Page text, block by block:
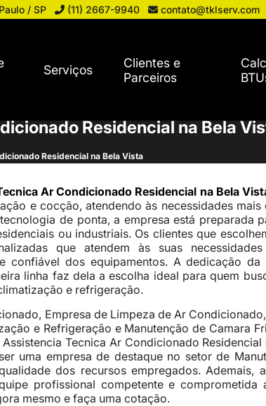
/ SP (11) 2667-9940 contato@tklserv.com
Serviços
Clientes e
Parceiros
Residencial na Bela
Residencial na Bela Vista
Ar Condicionado Residencial na Bela
e cocção, atendendo às necessidades mais
de ponta, a empresa está preparada
ou industriais. Os clientes que
que atendem às suas necessidades
confiável dos equipamentos. A dedicação da
linha faz dela a escolha ideal para quem
e refrigeração.
Empresa de Limpeza de Ar
e Refrigeração e Manutenção de Camara
Tecnica Ar Condicionado Residencial
uma empresa de destaque no setor de
dos recursos empregados. Ademais,
profissional competente e comprometida
mesmo e faça uma cotação.